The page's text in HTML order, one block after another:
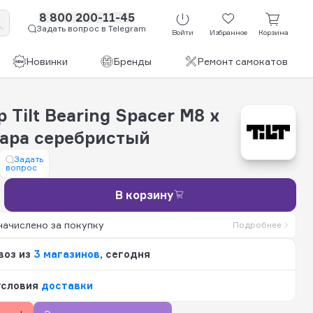
8 800 200-11-45
Задать вопрос в Telegram Войти Избранное Корзина
Новинки Бренды Ремонт самокатов
Tilt Bearing Spacer M8 x
серебристый
Задать
вопрос
В корзину
за покупку Подробнее
из 3 магазинов, сегодня
доставки